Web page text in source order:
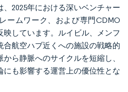
、2025年における深いベンチャー
ームワーク、および専門CDMO
しています。ルイビル、メンフ
合航空ハブ近くへの施設の戦略的
ら静脈へのサイクルを短縮し、
にも影響する運営上の優位性とな